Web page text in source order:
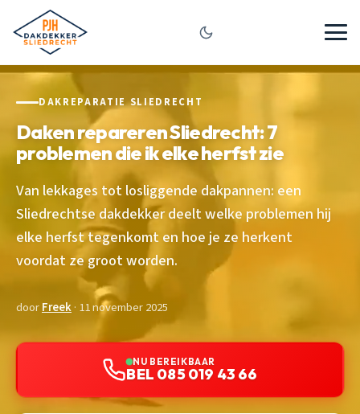
DAKREPARATIE SLIEDRECHT
Daken repareren Sliedrecht: 7
problemen die ik elke herfst zie
Van lekkages tot losliggende dakpannen: een
Sliedrechtse dakdekker deelt welke problemen hij
elke herfst tegenkomt en hoe je ze herkent
voordat ze groot worden.
doorFreek· 11 november 2025
NU BEREIKBAAR
BEL 085 019 43 66